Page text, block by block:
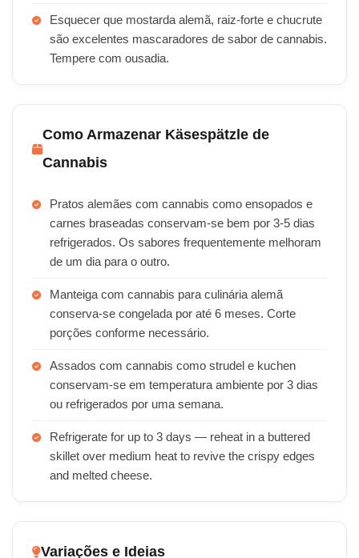
Esquecer que mostarda alemã, raiz-forte e chucrute
são excelentes mascaradores de sabor de cannabis.
Tempere com ousadia.
Como Armazenar Käsespätzle de
Cannabis
Pratos alemães com cannabis como ensopados e
carnes braseadas conservam-se bem por 3-5 dias
refrigerados. Os sabores frequentemente melhoram
de um dia para o outro.
Manteiga com cannabis para culinária alemã
conserva-se congelada por até 6 meses. Corte
porções conforme necessário.
Assados com cannabis como strudel e kuchen
conservam-se em temperatura ambiente por 3 dias
ou refrigerados por uma semana.
Refrigerate for up to 3 days — reheat in a buttered
skillet over medium heat to revive the crispy edges
and melted cheese.
Variações e Ideias